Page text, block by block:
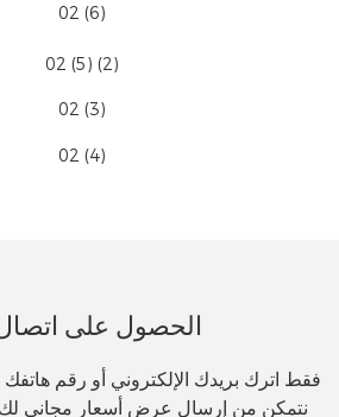
الحصول على
فقط اترك بريدك الإلكتروني أو رقم
نتمكن من إرسال عرض أسعار مجاني